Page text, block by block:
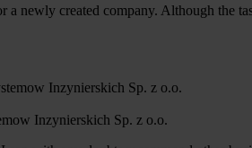
a newly created company. Although the
Inzynierskich Sp. z o.o.